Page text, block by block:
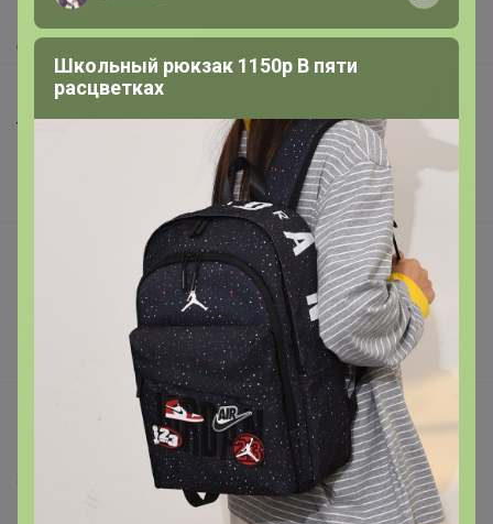
Как получить?
Доставка
Шоурумы
Торговые марки
Подарочные сертификаты
Реклама на сайте
support@24-ok.ru
Написать в поддержку
Защита покупателя
Школьный рюкзак 1150р В пяти
расцветках